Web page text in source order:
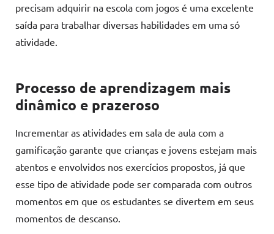
precisam adquirir na escola com jogos é uma excelente
saída para trabalhar diversas habilidades em uma só
atividade.
Processo de aprendizagem mais
dinâmico e prazeroso
Incrementar as atividades em sala de aula com a
gamificação garante que crianças e jovens estejam mais
atentos e envolvidos nos exercícios propostos, já que
esse tipo de atividade pode ser comparada com outros
momentos em que os estudantes se divertem em seus
momentos de descanso.